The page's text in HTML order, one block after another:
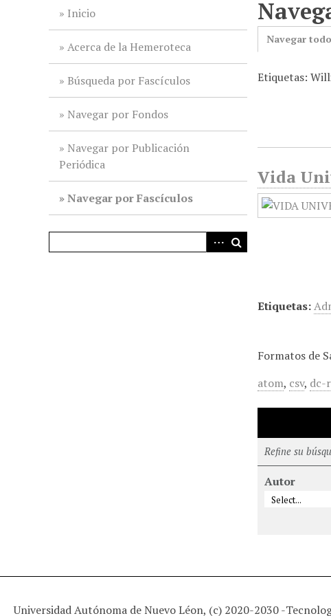
Inicio
Acerca de la Hemeroteca
Búsqueda por Fascículos
Navegar por Fondos
Navegar por Publicación
Periódica
Navegar por Fascículos
Navegar todo
Etiquetas:
Vida
Etiquetas:
Formatos de
atom, csv, dc-
Refine su
Autor
Universidad Autónoma de Nuevo Léon, (c) 2020-2030 -